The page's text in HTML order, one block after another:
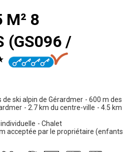
M² 8
(GS096 /
de ski alpin de Gérardmer 600 m des
2.7 km du centre-ville
4.5 km
Chalet
acceptée par le propriétaire (enfants